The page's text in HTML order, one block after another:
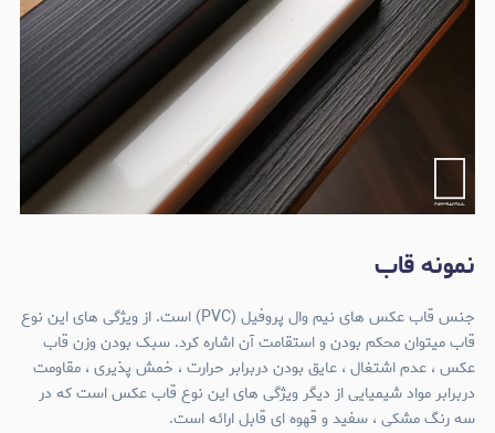
نمونه قاب
جنس قاب عکس های نیم وال پروفیل (PVC) است. از ویژگی های این نوع
قاب میتوان محکم بودن و استقامت آن اشاره کرد. سبک بودن وزن قاب
عکس ، عدم اشتغال ، عایق بودن دربرابر حرارت ، خمش پذیری ، مقاومت
دربرابر مواد شیمیایی از دیگر ویژگی های این نوع قاب عکس است که در
سه رنگ مشکی ، سفید و قهوه ای قابل ارائه است.